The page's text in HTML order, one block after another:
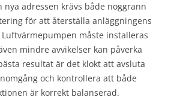
nya adressen krävs både noggrann
för att återställa anläggningens
måste installeras
mindre avvikelser kan påverka
resultat är det klokt att avsluta
och kontrollera att både
är korrekt balanserad.